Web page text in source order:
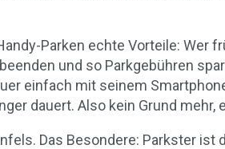
Parken echte Vorteile: Wer
und so Parkgebühren
einfach mit seinem
dauert. Also kein Grund mehr,
Das Besondere: Parkster ist